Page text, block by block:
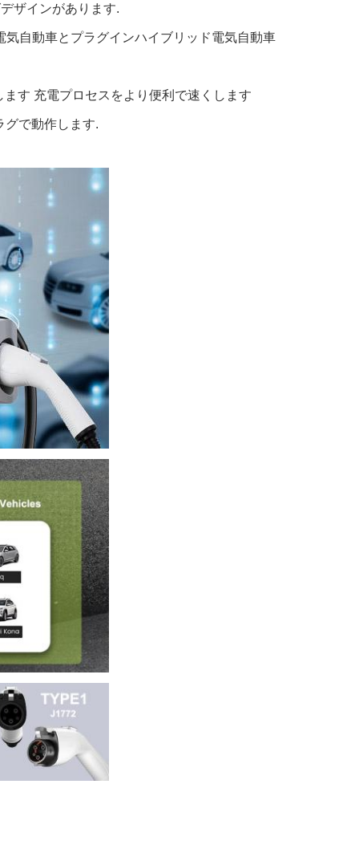
ザインがあります.
自動車とプラグインハイブリッド電気自動車
す 充電プロセスをより便利で速くします
グで動作します.